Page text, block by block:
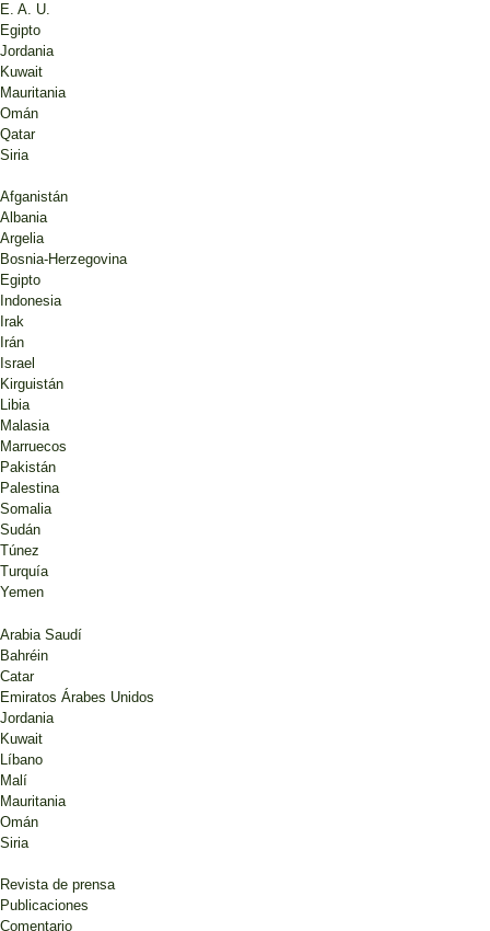
E. A. U.
Egipto
Jordania
Kuwait
Mauritania
Omán
Qatar
Siria
Afganistán
Albania
Argelia
Bosnia-Herzegovina
Egipto
Indonesia
Irak
Irán
Israel
Kirguistán
Libia
Malasia
Marruecos
Pakistán
Palestina
Somalia
Sudán
Túnez
Turquía
Yemen
Arabia Saudí
Bahréin
Catar
Emiratos Árabes Unidos
Jordania
Kuwait
Líbano
Malí
Mauritania
Omán
Siria
Revista de prensa
Publicaciones
Comentario